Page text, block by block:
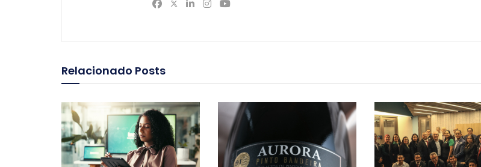
Relacionado Posts